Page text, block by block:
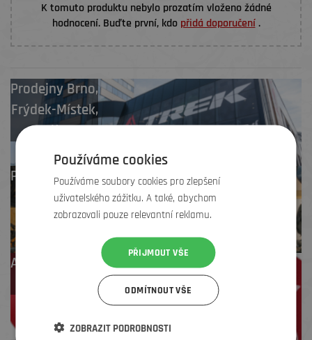
K tomuto produktu nebylo prozatím vloženo žádné
hodnocení. Buďte první, kdo přidá doporučení.
ProdejnyBrno,
Frýdek-Místek,
Zlín
Profesionální záruční
i pozáruční servis
Až 4 % cashback
na další nákup
Používáme cookies
Používáme soubory cookies pro zlepšení
uživatelského zážitku. A také, abychom
zobrazovali pouze relevantní reklamu.
PŘIJMOUT VŠE
ODMÍTNOUT VŠE
ZOBRAZIT PODROBNOSTI